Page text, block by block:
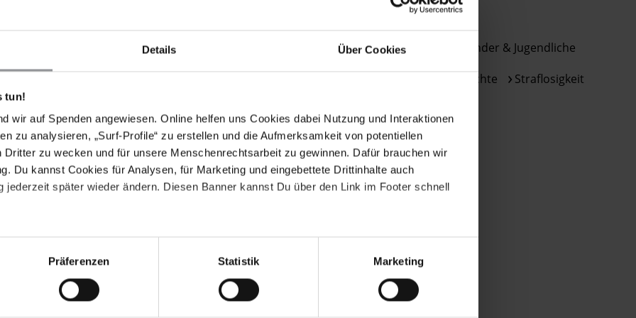
Details Über Cookies
tun!
wir auf Spenden angewiesen. Online helfen uns Cookies dabei Nutzung und Interaktionen
zu analysieren, „Surf-Profile“ zu erstellen und die Aufmerksamkeit von potentiellen
Dritter zu wecken und für unsere Menschenrechtsarbeit zu gewinnen. Dafür brauchen wir
Du kannst Cookies für Analysen, für Marketing und eingebettete Drittinhalte auch
jederzeit später wieder ändern. Diesen Banner kannst Du über den Link im Footer schnell
Präferenzen Statistik Marketing
schwerwiegende körperliche oder seelische
Auswirkungen auf ihre Familien gehabt und die
RSF-Soldaten vergewaltigt worden sind, weil sie
Weibliche medizinische Fachkräfte
wenn sie verwundete RSF-Soldaten nicht retten
dass 13 Soldaten sie in Khartum Nord
zu behandeln. Anschließend wurde sie von einer
vergewaltigt.
Versklavung dokumentiert, darunter eine
in einem Haus gefangen gehalten und fast täglich
der Vergewaltigung widersetzte, Schläge, Folter
von einem RSF-Soldaten zu Tode geprügelt, als er
Stigmatisierung und Repressalien hat keine der
DSGVO
Über
Frauen Gesundheit
Kinder & Jugendliche
Sexuelle & reproduktive Rechte
Straflosigkeit